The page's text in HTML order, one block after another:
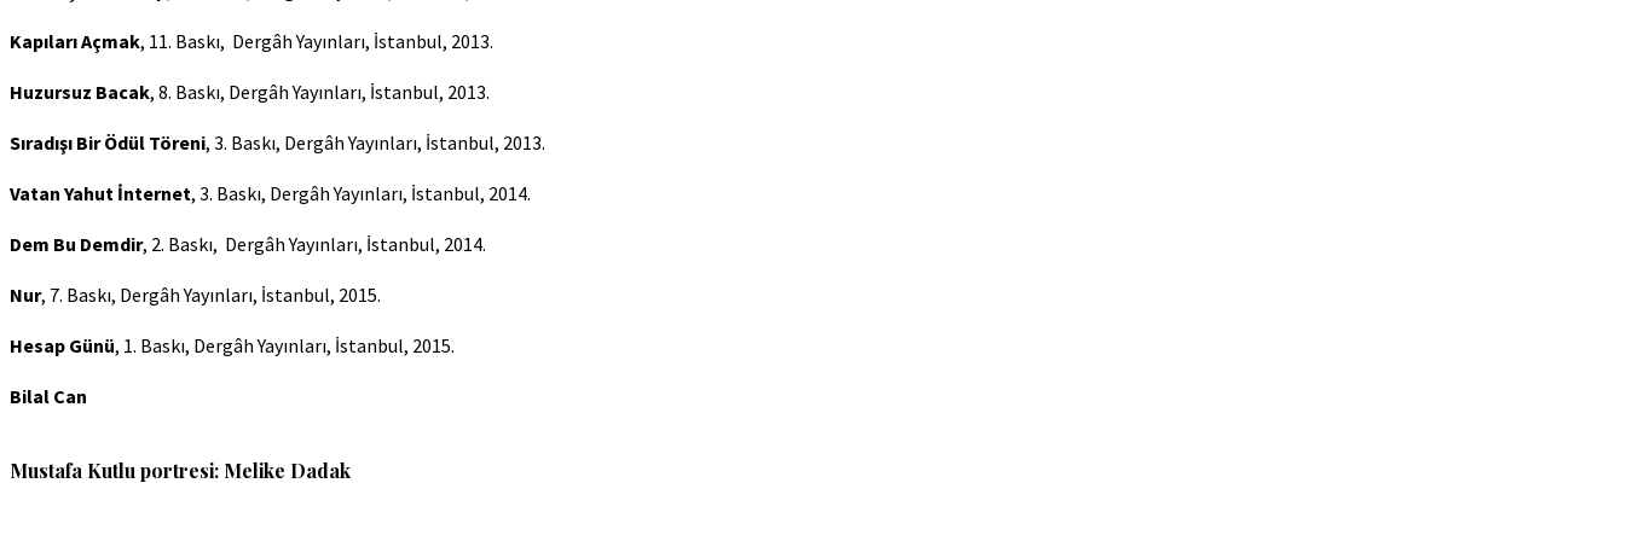
Kapıları Açmak, 11. Baskı, Dergâh Yayınları, İstanbul, 2013.
Huzursuz Bacak, 8. Baskı, Dergâh Yayınları, İstanbul, 2013.
Sıradışı Bir Ödül Töreni, 3. Baskı, Dergâh Yayınları, İstanbul, 2013.
Vatan Yahut İnternet, 3. Baskı, Dergâh Yayınları, İstanbul, 2014.
Dem Bu Demdir, 2. Baskı, Dergâh Yayınları, İstanbul, 2014.
Nur, 7. Baskı, Dergâh Yayınları, İstanbul, 2015.
Hesap Günü, 1. Baskı, Dergâh Yayınları, İstanbul, 2015.
Bilal Can
Mustafa Kutlu portresi: Melike Dadak